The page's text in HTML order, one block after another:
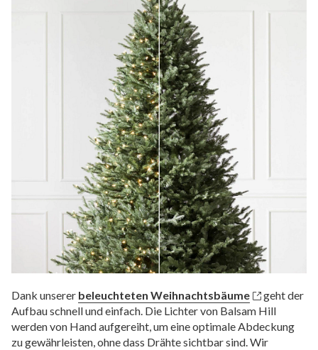
Dank unserer beleuchteten Weihnachtsbäume
geht der
Aufbau schnell und einfach. Die Lichter von Balsam Hill
werden von Hand aufgereiht, um eine optimale Abdeckung
zu gewährleisten, ohne dass Drähte sichtbar sind. Wir